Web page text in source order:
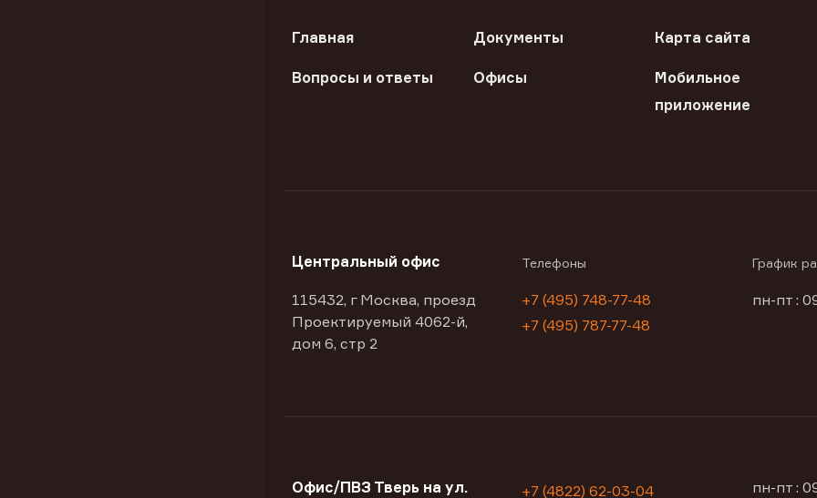
Главная Документы Карта сайта
Вопросы и ответы Офисы
Мобильное
приложение
Центральный офис
115432, г Москва, проезд
Проектируемый 4062-й,
дом 6, стр 2
Телефоны
+7 (495) 748-77-48
+7 (495) 787-77-48
График
пн-пт :
Офис/ПВЗ Тверь на ул. +7 (4822) 62-03-04 пн-пт :